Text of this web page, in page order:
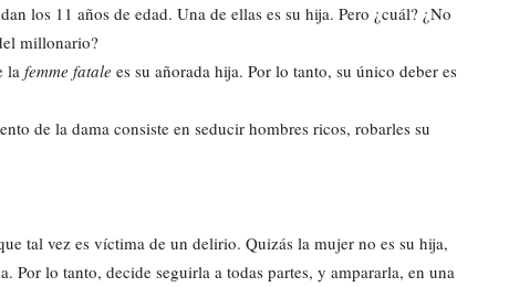
los 11 años de edad. Una de ellas es su hija. Pero ¿cuál? ¿No
millonario?
la femme fatale es su añorada hija. Por lo tanto, su único deber es
de la dama consiste en seducir hombres ricos, robarles su
tal vez es víctima de un delirio. Quizás la mujer no es su hija,
Por lo tanto, decide seguirla a todas partes, y ampararla, en una